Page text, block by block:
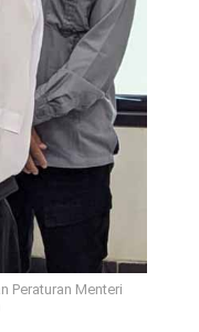
Peraturan Menteri